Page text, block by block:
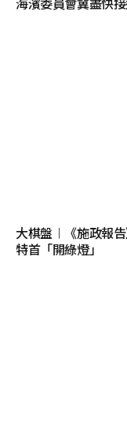
大棋盤︱《施政報
特首「開綠燈」